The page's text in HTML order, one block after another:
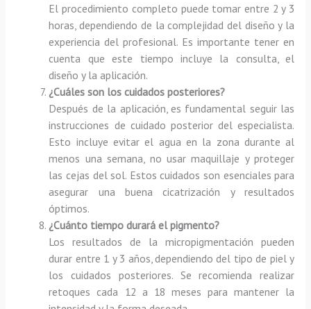
El procedimiento completo puede tomar entre 2 y 3
horas, dependiendo de la complejidad del diseño y la
experiencia del profesional. Es importante tener en
cuenta que este tiempo incluye la consulta, el
diseño y la aplicación.
¿Cuáles son los cuidados posteriores?
Después de la aplicación, es fundamental seguir las
instrucciones de cuidado posterior del especialista.
Esto incluye evitar el agua en la zona durante al
menos una semana, no usar maquillaje y proteger
las cejas del sol. Estos cuidados son esenciales para
asegurar una buena cicatrización y resultados
óptimos.
¿Cuánto tiempo durará el pigmento?
Los resultados de la micropigmentación pueden
durar entre 1 y 3 años, dependiendo del tipo de piel y
los cuidados posteriores. Se recomienda realizar
retoques cada 12 a 18 meses para mantener la